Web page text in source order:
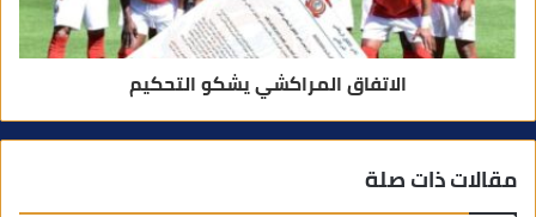
الاتفاق المراكشي يشكو التحكيم
مقالات ذات صلة